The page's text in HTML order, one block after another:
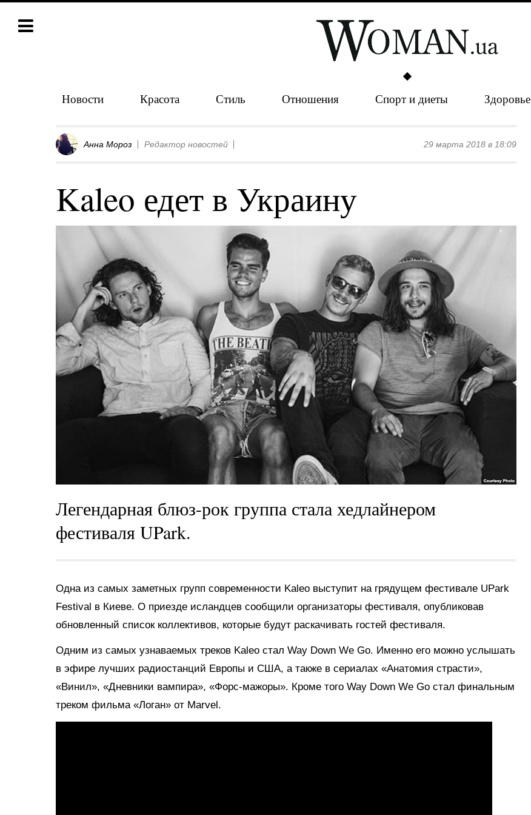
Новости Красота Стиль Отношения Спорт и диеты Здоровье
Анна Мороз Редактор новостей 29 марта 2018 в 18:09
Kaleo едет в Украину
Легендарная блюз-рок группа стала хедлайнером
фестиваля UPark.
Одна из самых заметных групп современности Kaleo выступит на грядущем фестивале UPark
Festival в Киеве. О приезде исландцев сообщили организаторы фестиваля, опубликовав
обновленный список коллективов, которые будут раскачивать гостей фестиваля.
Одним из самых узнаваемых треков Kaleo стал Way Down We Go. Именно его можно услышать
в эфире лучших радиостанций Европы и США, а также в сериалах «Анатомия страсти»,
«Винил», «Дневники вампира», «Форс-мажоры». Кроме того Way Down We Go стал финальным
треком фильма «Логан» от Marvel.